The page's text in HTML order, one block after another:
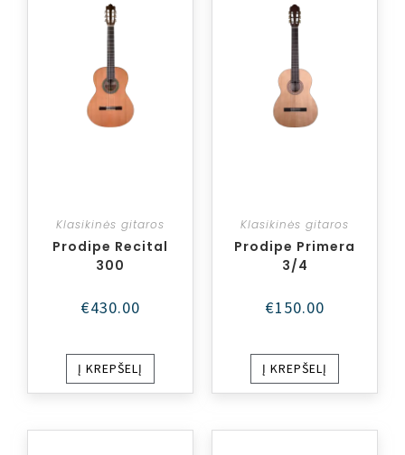
Klasikinės gitaros
Prodipe Recital
300
€430.00
Į KREPŠELĮ
Klasikinės gitaros
Prodipe Primera
3/4
€150.00
Į KREPŠELĮ